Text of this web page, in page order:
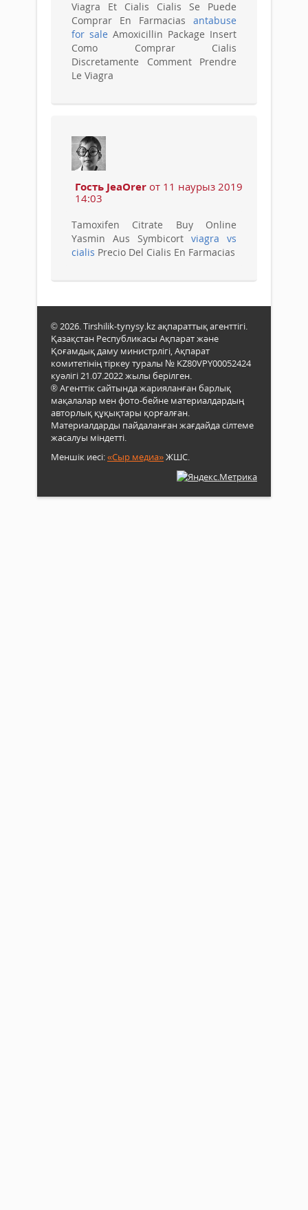
Viagra Et Cialis Cialis Se Puede
Comprar En Farmacias antabuse
for sale Amoxicillin Package Insert
Como Comprar Cialis
Discretamente Comment Prendre
Le Viagra
Гость JeaOrer от 11 наурыз 2019
14:03
Tamoxifen Citrate Buy Online
Yasmin Aus Symbicort viagra vs
cialis Precio Del Cialis En Farmacias
© 2026. Tirshilik-tynysy.kz ақпараттық агенттігі.
Қазақстан Республикасы Ақпарат және
Қоғамдық даму министрлігі, Ақпарат
комитетінің тіркеу туралы № KZ80VPY00052424
куәлігі 21.07.2022 жылы берілген.
® Агенттік сайтында жарияланған барлық
мақалалар мен фото-бейне материалдардың
авторлық құқықтары қорғалған.
Материалдарды пайдаланған жағдайда сілтеме
жасалуы міндетті.
Меншік иесі:«Сыр медиа»ЖШС.